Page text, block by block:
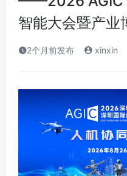
智能大会暨产业
2个月前发布 xinxin